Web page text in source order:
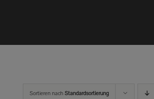
Sortieren nach Standardsortierung